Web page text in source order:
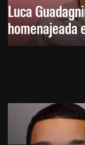
Luca
homenajeada